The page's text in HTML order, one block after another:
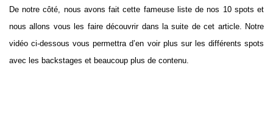
De notre côté, nous avons fait cette fameuse liste de nos 10 spots et
nous allons vous les faire découvrir dans la suite de cet article. Notre
vidéo ci-dessous vous permettra d’en voir plus sur les différents spots
avec les backstages et beaucoup plus de contenu.